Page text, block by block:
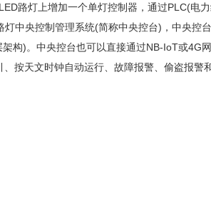
路灯上增加一个单灯控制器，通过PLC(
中央控制管理系统(简称中央控台)，中央
构)。中央控台也可以直接通过NB-IoT或
按天文时钟自动运行、故障报警、偷盗报